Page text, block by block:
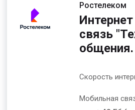
Ростелеком
связь
Скорость
Мобильная